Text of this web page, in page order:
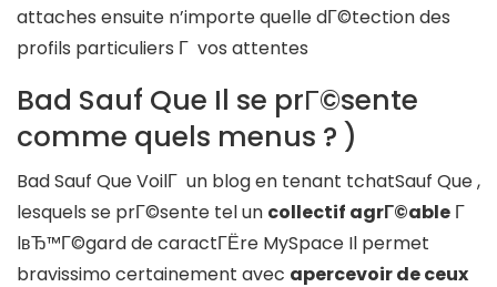
attaches ensuite n’importe quelle dГ©tection des
profils particuliers Г vos attentes
Bad Sauf Que Il se prГ©sente
comme quels menus ? )
Bad Sauf Que VoilГ un blog en tenant tchatSauf Que ,
lesquels se prГ©sente tel un collectif agrГ©able Г
lвЂ™Г©gard de caractГЁre MySpace Il permet
bravissimo certainement avec apercevoir de ceux